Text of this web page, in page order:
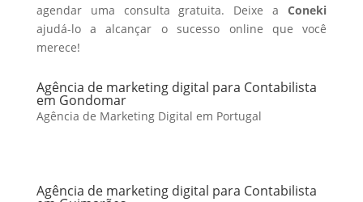
agendar uma consulta gratuita. Deixe aConeki
ajudá-lo a alcançar o sucesso online que você
merece!
Agência de marketing digital para Contabilista
em Gondomar
Agência de Marketing Digital em Portugal
Agência de marketing digital para Contabilista